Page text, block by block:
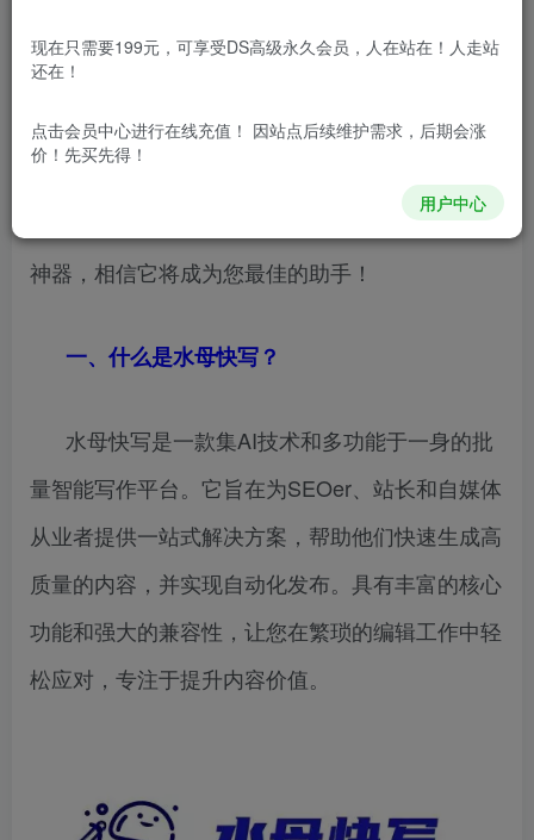
导语：想要在数字时代脱颖而出，成功吸引用
户关注，高质量的内容输出至关重要。对于那些希
望在该领域取得优势的SEOer、站长和自媒体从业
者来说，一个合适的工具能够事半功倍。今天，我
们将为您全面详细地介绍一款命名为“水母快写”的
神器，相信它将成为您最佳的助手！
一、什么是水母快写？
水母快写是一款集AI技术和多功能于一身的批
量智能写作平台。它旨在为SEOer、站长和自媒体
从业者提供一站式解决方案，帮助他们快速生成高
质量的内容，并实现自动化发布。具有丰富的核心
功能和强大的兼容性，让您在繁琐的编辑工作中轻
松应对，专注于提升内容价值。
现在只需要199元，可享受DS高级永久会员，人在站在！人走站
还在！
点击会员中心进行在线充值！ 因站点后续维护需求，后期会涨
价！先买先得！
用户中心